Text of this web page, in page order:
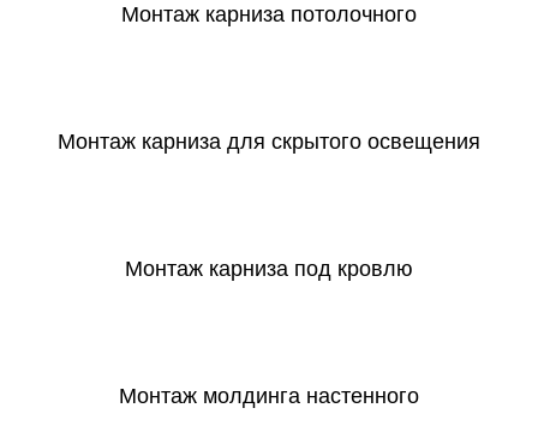
Монтаж карниза потолочного
Монтаж карниза для скрытого освещения
Монтаж карниза под кровлю
Монтаж молдинга настенного